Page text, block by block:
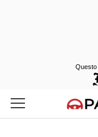
Questo